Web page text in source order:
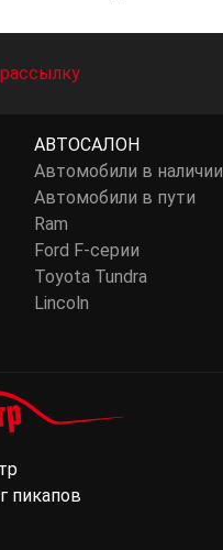
АВТОСАЛОН
Автомобили в наличии
Автомобили в пути
Ram
Ford F-серии
Toyota Tundra
Lincoln
пикапов